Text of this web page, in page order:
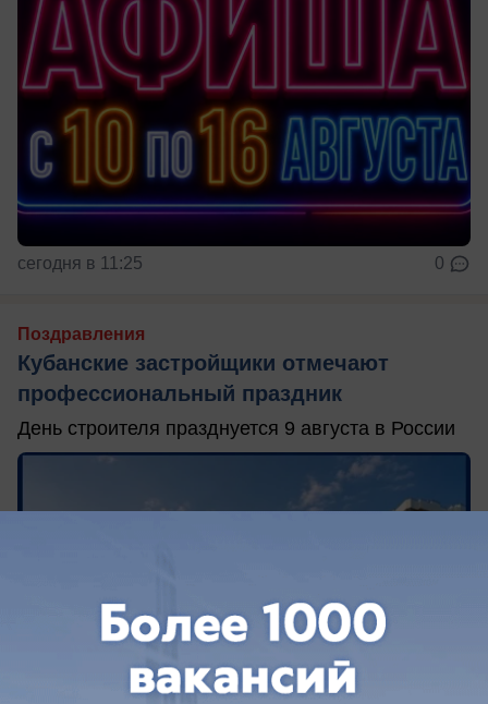
сегодня в 11:25 0
Поздравления
Кубанские застройщики отмечают
профессиональный праздник
День строителя празднуется 9 августа в России